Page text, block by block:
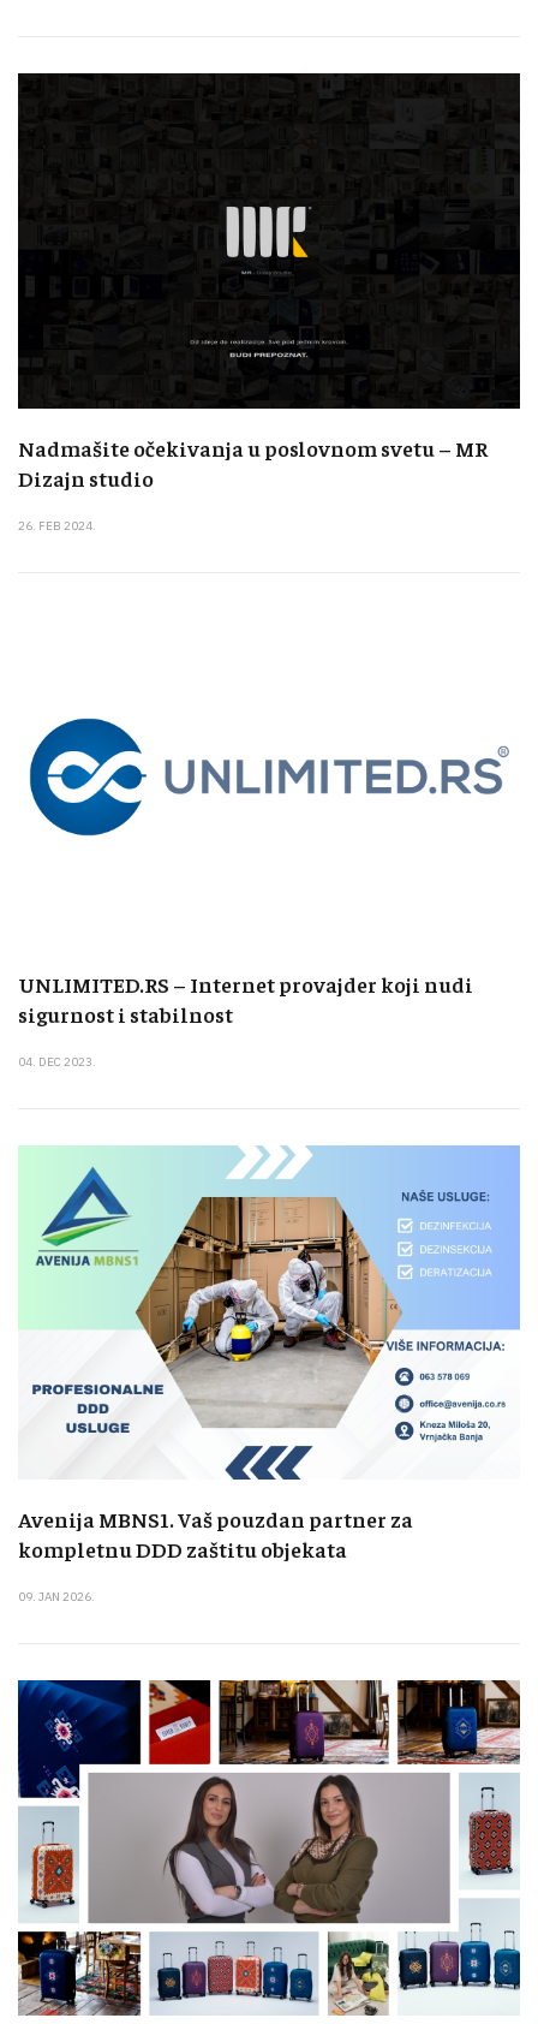
Nadmašite očekivanja u poslovnom svetu – MR
Dizajn studio
26. FEB 2024.
UNLIMITED.RS – Internet provajder koji nudi
sigurnost i stabilnost
04. DEC 2023.
Avenija MBNS1. Vaš pouzdan partner za
kompletnu DDD zaštitu objekata
09. JAN 2026.